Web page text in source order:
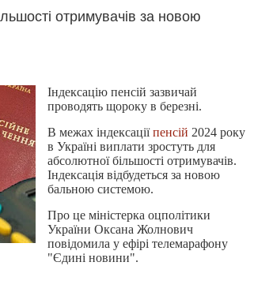
отримувачів за новою
Індексацію пенсій зазвичай
проводять щороку в березні.
В межах індексаціїпенсій 2024 року
в Україні виплати зростуть для
абсолютної більшості отримувачів.
Індексація відбудеться за новою
бальною системою.
Про це міністерка оцполітики
України Оксана Жолнович
повідомила у ефірі телемарафону
"Єдині новини".